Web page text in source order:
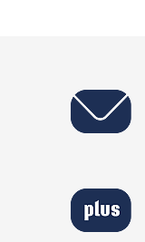
GaN-
med
Effekt på op